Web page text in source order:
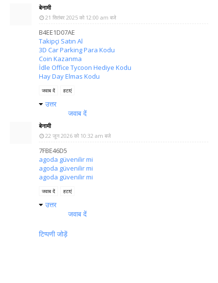
बेनामी
21 सितंबर 2025 को 12:00 am बजे
B4EE1D07AE
Takipçi Satın Al
3D Car Parking Para Kodu
Coin Kazanma
İdle Office Tycoon Hediye Kodu
Hay Day Elmas Kodu
जवाब दें हटाएं
उत्तर
जवाब दें
बेनामी
22 जून 2026 को 10:32 am बजे
7FBE46D5
agoda güvenilir mi
agoda güvenilir mi
agoda güvenilir mi
जवाब दें हटाएं
उत्तर
जवाब दें
टिप्पणी जोड़ें